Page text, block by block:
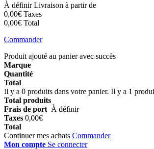
À définirLivraison à partir de
0,00€ Taxes
0,00€ Total
Commander
Produit ajouté au panier avec succès
Marque
Quantité
Total
Il y a 0 produits dans votre panier. Il y a 1
Total produits
Frais de port À définir
Taxes 0,00€
Total
Continuer mes achats Commander
Mon compte Se connecter